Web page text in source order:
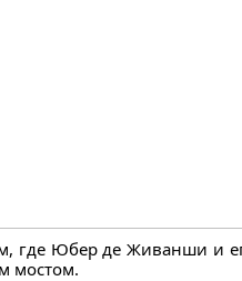
где Юбер де Живанши и
мостом.